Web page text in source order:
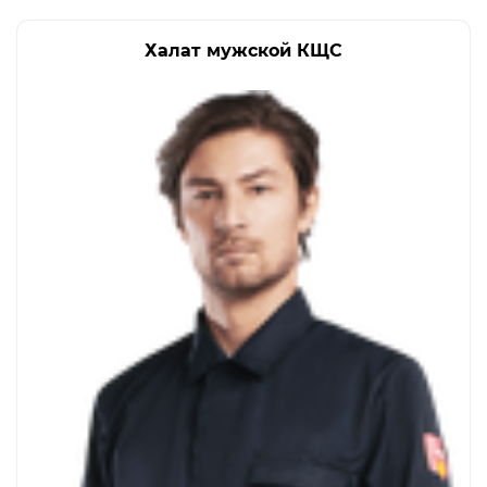
Халат мужской КЩС